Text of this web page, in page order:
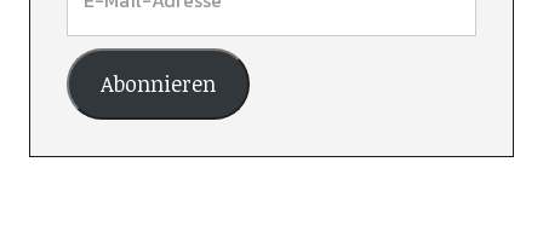
Abonnieren